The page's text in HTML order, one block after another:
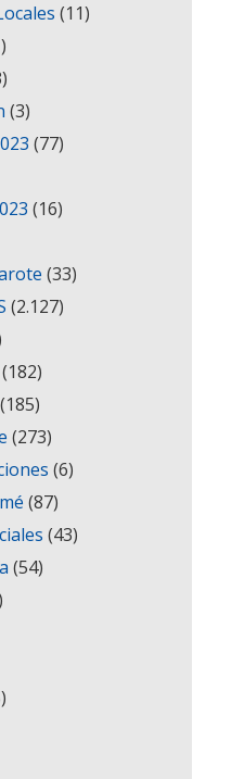
(11)
(3)
(77)
(16)
(33)
(2.127)
(182)
(185)
(273)
(6)
(87)
(43)
(54)